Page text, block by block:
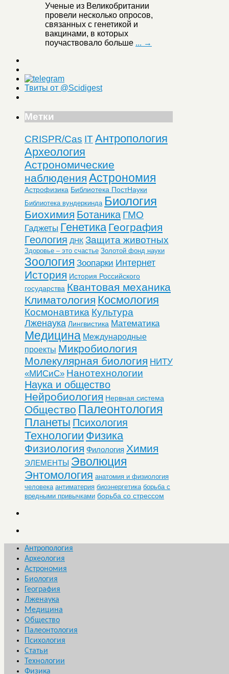
Ученые из Великобритании
провели несколько опросов,
связанных с генетикой и
вакцинами, в которых
поучаствовало больше ... →
Твиты от @Scidigest
Метки
CRISPR/Cas ITАнтропология
Археология
Астрономические
наблюдения Астрономия
Астрофизика Библиотека ПостНауки
Библиотека вундеркинда Биология
Биохимия Ботаника ГМО
Гаджеты Генетика География
Геология ДНК Защита животных
Здоровье – это счастье Золотой фонд науки
Зоология Зоопарки Интернет
История История Российского
государства Квантовая механика
Климатология Космология
Космонавтика Культура
Лженаука Лингвистика Математика
Медицина Международные
проекты Микробиология
Молекулярная биология НИТУ
«МИСиС» Нанотехнологии
Наука и общество
Нейробиология Нервная система
Общество Палеонтология
Планеты Психология
Технологии Физика
Физиология Филология Химия
ЭЛЕМЕНТЫ Эволюция
Энтомология анатомия и физиология
человека антиматерия биоэнергетика борьба с
вредными привычками борьба со стрессом
Антропология
Археология
Астрономия
Биология
География
Лженаука
Медицина
Общество
Палеонтология
Психология
Статьи
Технологии
Физика